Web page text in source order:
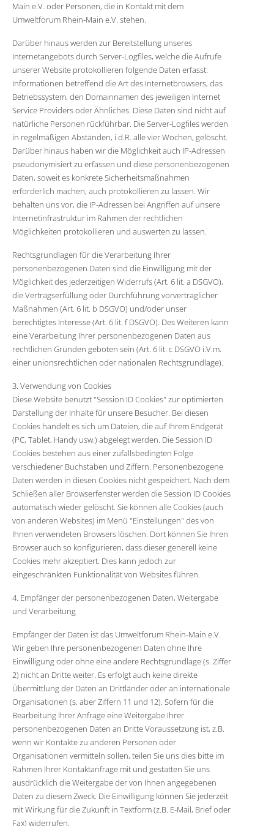
Main e.V. oder Personen, die in Kontakt mit dem
Umweltforum Rhein-Main e.V. stehen.
Darüber hinaus werden zur Bereitstellung unseres
Internetangebots durch Server-Logfiles, welche die Aufrufe
unserer Website protokollieren folgende Daten erfasst:
Informationen betreffend die Art des Internetbrowsers, das
Betriebssystem, den Domainnamen des jeweiligen Internet
Service Providers oder Ähnliches. Diese Daten sind nicht auf
natürliche Personen rückführbar. Die Server-Logfiles werden
in regelmäßigen Abständen, i.d.R. alle vier Wochen, gelöscht.
Darüber hinaus haben wir die Möglichkeit auch IP-Adressen
pseudonymisiert zu erfassen und diese personenbezogenen
Daten, soweit es konkrete Sicherheitsmaßnahmen
erforderlich machen, auch protokollieren zu lassen. Wir
behalten uns vor, die IP-Adressen bei Angriffen auf unsere
Internetinfrastruktur im Rahmen der rechtlichen
Möglichkeiten protokollieren und auswerten zu lassen.
Rechtsgrundlagen für die Verarbeitung Ihrer
personenbezogenen Daten sind die Einwilligung mit der
Möglichkeit des jederzeitigen Widerrufs (Art. 6 lit. a DSGVO),
die Vertragserfüllung oder Durchführung vorvertraglicher
Maßnahmen (Art. 6 lit. b DSGVO) und/oder unser
berechtigtes Interesse (Art. 6 lit. f DSGVO). Des Weiteren kann
eine Verarbeitung Ihrer personenbezogenen Daten aus
rechtlichen Gründen geboten sein (Art. 6 lit. c DSGVO i.V.m.
einer unionsrechtlichen oder nationalen Rechtsgrundlage).
3. Verwendung von Cookies
Diese Website benutzt "Session ID Cookies" zur optimierten
Darstellung der Inhalte für unsere Besucher. Bei diesen
Cookies handelt es sich um Dateien, die auf Ihrem Endgerät
(PC, Tablet, Handy usw.) abgelegt werden. Die Session ID
Cookies bestehen aus einer zufallsbedingten Folge
verschiedener Buchstaben und Ziffern. Personenbezogene
Daten werden in diesen Cookies nicht gespeichert. Nach dem
Schließen aller Browserfenster werden die Session ID Cookies
automatisch wieder gelöscht. Sie können alle Cookies (auch
von anderen Websites) im Menü "Einstellungen" des von
Ihnen verwendeten Browsers löschen. Dort können Sie Ihren
Browser auch so konfigurieren, dass dieser generell keine
Cookies mehr akzeptiert. Dies kann jedoch zur
eingeschränkten Funktionalität von Websites führen.
4. Empfänger der personenbezogenen Daten, Weitergabe
und Verarbeitung
Empfänger der Daten ist das Umweltforum Rhein-Main e.V.
Wir geben Ihre personenbezogenen Daten ohne Ihre
Einwilligung oder ohne eine andere Rechtsgrundlage (s. Ziffer
2) nicht an Dritte weiter. Es erfolgt auch keine direkte
Übermittlung der Daten an Drittländer oder an internationale
Organisationen (s. aber Ziffern 11 und 12). Sofern für die
Bearbeitung Ihrer Anfrage eine Weitergabe Ihrer
personenbezogenen Daten an Dritte Voraussetzung ist, z.B.
wenn wir Kontakte zu anderen Personen oder
Organisationen vermitteln sollen, teilen Sie uns dies bitte im
Rahmen Ihrer Kontaktanfrage mit und gestatten Sie uns
ausdrücklich die Weitergabe der von Ihnen angegebenen
Daten zu diesem Zweck. Die Einwilligung können Sie jederzeit
mit Wirkung für die Zukunft in Textform (z.B. E-Mail, Brief oder
Fax) widerrufen.